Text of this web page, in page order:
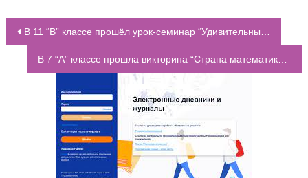
НАВИГАЦИЯ ПО ЗАПИСЯМ
В 11 “В” классе прошёл урок-семинар “Удивительный мир математики”